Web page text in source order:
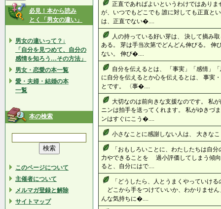
必見！本から読み
とく「男女の違い」
男女の違いって？↓
「自分を見つめて、自分の
感情を知ろう…その方法」
男女・恋愛の本一覧
愛・夫婦・結婚の本
一覧
本の検索
このページについて
主催者について
メルマガ登録と解除
サイトマップ
正直であればよいというわけではあり
が、いつでもどこでも 誰に対しても正直と
は、正直でない�....
人の持っている好い芽は、 決して摘み
ある。 芽は手当次第でどんどん伸びる。 伸
ない。 伸び�....
自分を伝えるとは、 「事実」「感情」
に自分を伝えるとか心を伝えるとは、 事実
とです。 〈事�....
大切なのは前向きな支援なのです。 私
ニンは拍手を送ってくれます。 私がゆきづ
ンはすぐにこう�....
小さなことに感謝しない人は、 大きな
「おもしろいことに、わたしたちは自
力やできることを 過小評価してしまう傾
ると、自分にはで....
「どうしたら、人とうまくやっていけ
どこから手をつけていいか、わかりませ
んな気持ちに�....